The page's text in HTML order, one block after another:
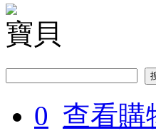
寶貝
0 查看購